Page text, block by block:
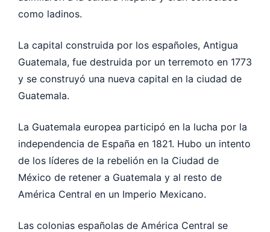
como ladinos.
La capital construida por los españoles, Antigua
Guatemala, fue destruida por un terremoto en 1773
y se construyó una nueva capital en la ciudad de
Guatemala.
La Guatemala europea participó en la lucha por la
independencia de España en 1821. Hubo un intento
de los líderes de la rebelión en la Ciudad de
México de retener a Guatemala y al resto de
América Central en un Imperio Mexicano.
Las colonias españolas de América Central se